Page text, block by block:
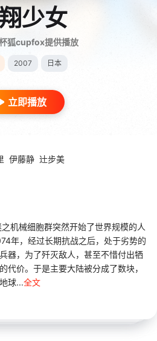
少女
狐cupfox提供播放
2007 日本
立即播放
伊藤静 辻步美
械细胞群突然开始了世界规模的人
年，经过长期抗战之后，处于劣势的
器，为了歼灭敌人，甚至不惜付出牺
代价。于是主要大陆被分成了数块，
球...全文